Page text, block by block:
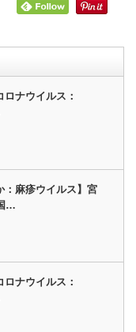
ナウイルス：
：麻疹ウイルス】宮
…
ナウイルス：